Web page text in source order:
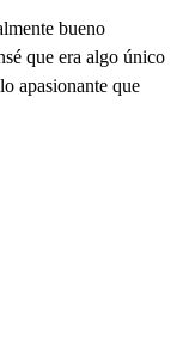
bueno
que era algo único
apasionante que